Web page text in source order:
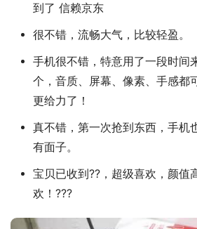
到了 信赖京东
很不错，流畅大气，比较轻盈。
手机很不错，特意用了一段时间
个，音质、屏幕、像素、手感都
更给力了！
真不错，第一次抢到东西，手机
有面子。
宝贝已收到??，超级喜欢，颜值
欢！???